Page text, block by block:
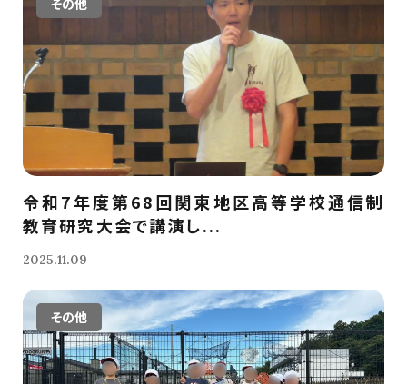
その他
令和7年度第68回関東地区高等学校通信制
教育研究大会で講演し...
2025.11.09
その他